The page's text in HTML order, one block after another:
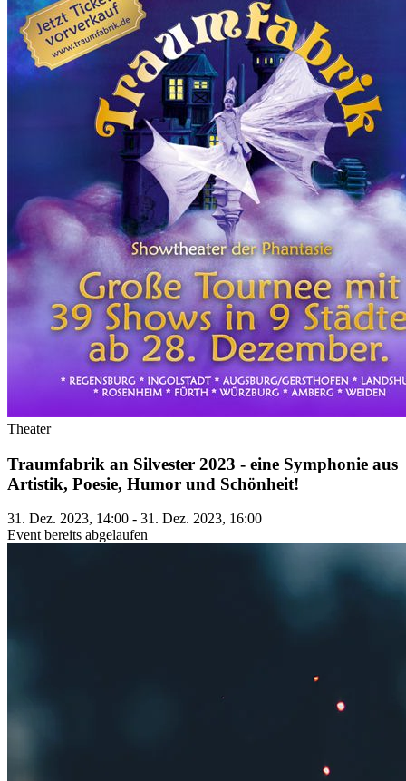
Theater
Traumfabrik an Silvester 2023 - eine Symphonie aus
Artistik, Poesie, Humor und Schönheit!
31. Dez. 2023, 14:00 - 31. Dez. 2023, 16:00
Event bereits abgelaufen